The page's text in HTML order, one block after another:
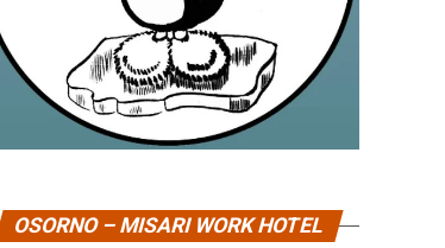
OSORNO – MISARI WORK HOTEL